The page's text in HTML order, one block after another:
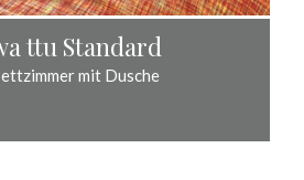
ttu Standard
mit Dusche